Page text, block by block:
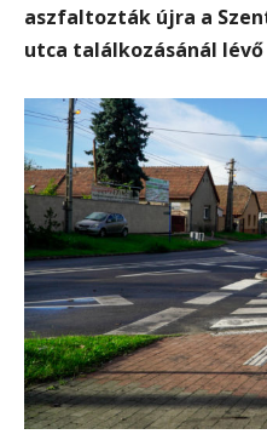
aszfaltozták újra a
utca találkozásánál